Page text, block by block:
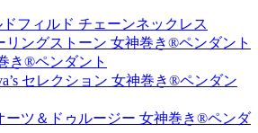
フィルド チェーンネックレス
リングストーン 女神巻き®ペンダント
き®ペンダント
セレクション 女神巻き®ペンダン
ーツ＆ドゥルージー 女神巻き®ペンダ